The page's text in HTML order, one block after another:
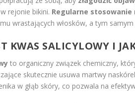
rejonie bikini. Regularne stosowanie
wrastających włosków, a tym
KWAS SALICYLOWY I
to organiczny związek chemiczny,
skutecznie usuwa martwy
w głąb skóry, co pozwala na